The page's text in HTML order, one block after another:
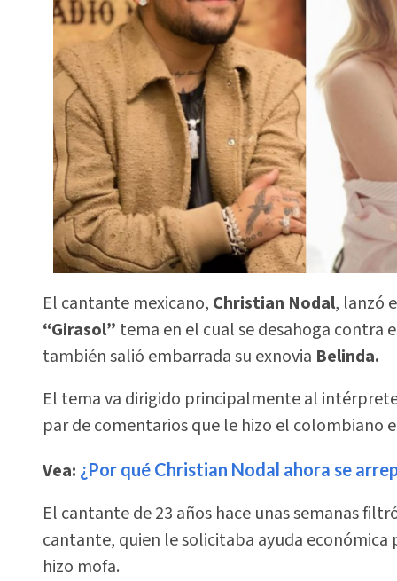
El cantante mexicano, Christian Nodal, lanzó
“Girasol” tema en el cual se desahoga contra
también salió embarrada su exnovia Belinda.
El tema va dirigido principalmente al
par de comentarios que le hizo el colombiano
Vea: ¿Por qué Christian Nodal ahora se
El cantante de 23 años hace unas semanas
cantante, quien le solicitaba ayuda
hizo mofa.